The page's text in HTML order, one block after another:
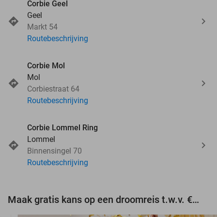
Corbie Geel
Geel
Markt 54
Routebeschrijving
Corbie Mol
Mol
Corbiestraat 64
Routebeschrijving
Corbie Lommel Ring
Lommel
Binnensingel 70
Routebeschrijving
Maak gratis kans op een droomreis t.w.v. €3.000!